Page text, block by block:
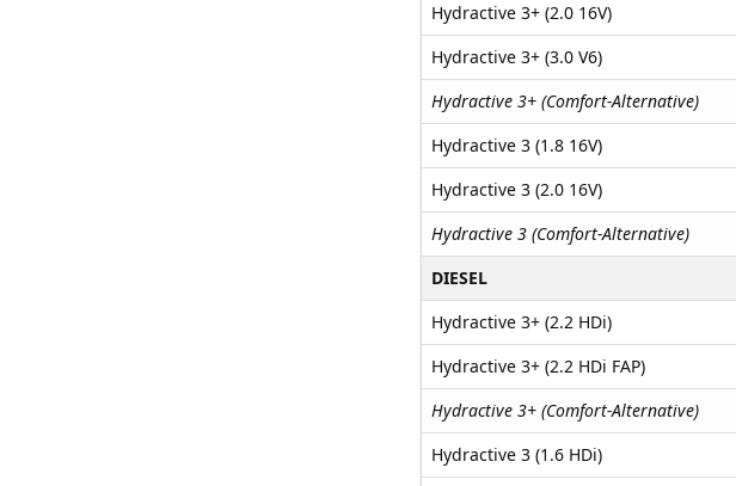
Hydractive 3+ (2.0 16V)
Hydractive 3+ (3.0 V6)
Hydractive 3+ (Comfort-Alternative)
Hydractive 3 (1.8 16V)
Hydractive 3 (2.0 16V)
Hydractive 3 (Comfort-Alternative)
DIESEL
Hydractive 3+ (2.2 HDi)
Hydractive 3+ (2.2 HDi FAP)
Hydractive 3+ (Comfort-Alternative)
Hydractive 3 (1.6 HDi)